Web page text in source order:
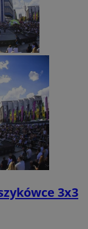
3x3